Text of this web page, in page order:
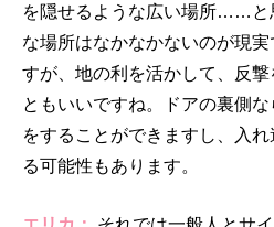
を隠せるような広い場所……と
な場所はなかなかないのが現
すが、地の利を活かして、反
ともいいですね。ドアの裏側
をすることができますし、入
る可能性もあります。